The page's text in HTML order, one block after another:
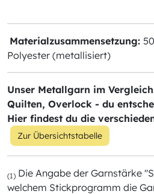
Materialzusammensetzung:
Polyester (metallisiert)
Unser Metallgarn im
Quilten, Overlock - du
Hier findest du die
Zur Übersichtstabelle
(1) Die Angabe der Garnstärke
welchem Stickprogramm die